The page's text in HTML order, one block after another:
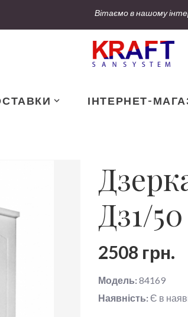
Вітаємо в нашому
ІНТЕРНЕТ-
Дз1/
2508 грн.
Модель:84169
Наявність: Є в